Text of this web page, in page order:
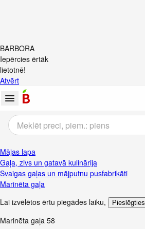
BARBORA
Iepērcies ērtāk
lietotnē!
Atvērt
Mājas lapa
Gaļa, zivs un gatavā kulinārija
Svaigas gaļas un mājputnu pusfabrikāti
Marinēta gaļa
Lai izvēlētos ērtu piegādes laiku, Pieslēgties
Marinēta gaļa 58